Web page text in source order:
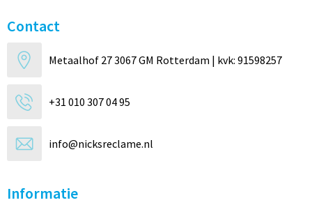
Contact
Metaalhof 27 3067 GM Rotterdam | kvk: 91598257
+31 010 307 04 95
info@nicksreclame.nl
Informatie